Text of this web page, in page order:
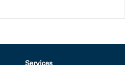
Services